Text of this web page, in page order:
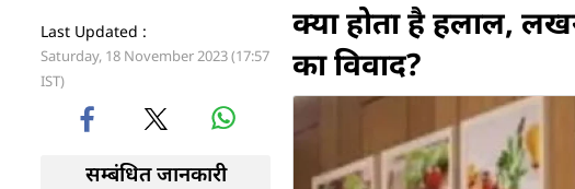
Last Updated :
Saturday, 18 November 2023 (17:57
IST)
सम्बंधित जानकारी
क्‍या होता है हलाल,
का विवाद?